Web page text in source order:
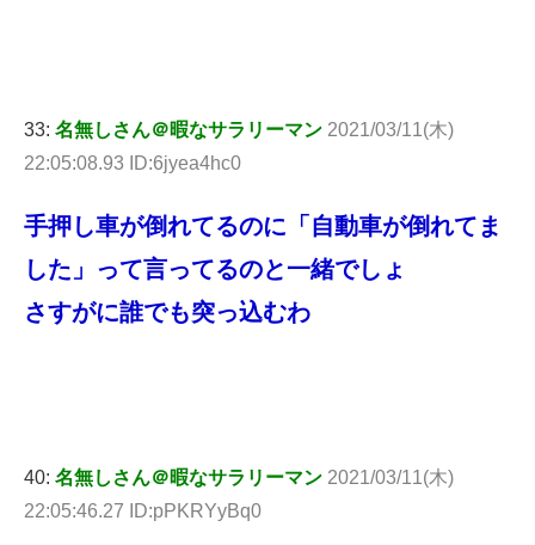
33: 名無しさん＠暇なサラリーマン 2021/03/11(木)
22:05:08.93 ID:6jyea4hc0
手押し車が倒れてるのに「自動車が倒れてま
した」って言ってるのと一緒でしょ
さすがに誰でも突っ込むわ
40: 名無しさん＠暇なサラリーマン 2021/03/11(木)
22:05:46.27 ID:pPKRYyBq0